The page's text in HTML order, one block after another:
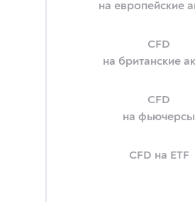
на европейские
CFD
на британские
CFD
на фьючерсы
CFD на ETF